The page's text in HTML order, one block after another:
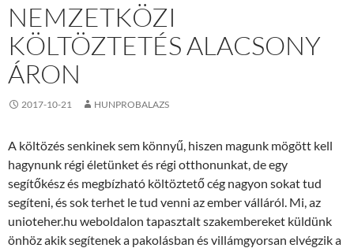
NEMZETKÖZI
KÖLTÖZTETÉS ALACSONY
ÁRON
2017-10-21 HUNPROBALAZS
A költözés senkinek sem könnyű, hiszen magunk mögött kell
hagynunk régi életünket és régi otthonunkat, de egy
segítőkész és megbízható költöztető cég nagyon sokat tud
segíteni, és sok terhet le tud venni az ember válláról. Mi, az
unioteher.hu weboldalon tapasztalt szakembereket küldünk
önhöz akik segítenek a pakolásban és villámgyorsan elvégzik a